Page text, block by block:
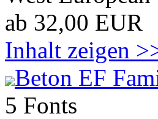
ab 32,00 EUR
Inhalt zeigen
Beton EF
5 Fonts